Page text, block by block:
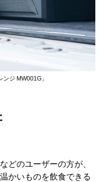
ジ MW001G」
どのユーザーの方が、
かいものを飲食できる